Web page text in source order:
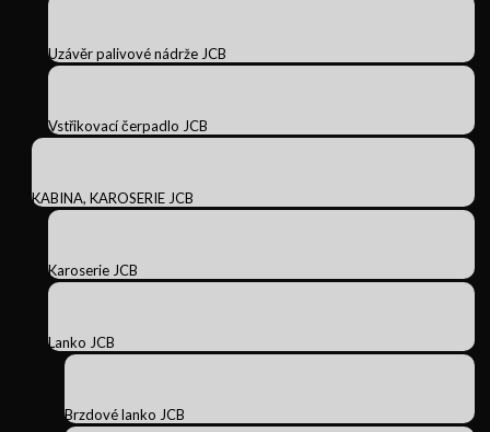
Uzávěr palivové nádrže JCB
Vstřikovací čerpadlo JCB
KABINA, KAROSERIE JCB
Karoserie JCB
Lanko JCB
Brzdové lanko JCB